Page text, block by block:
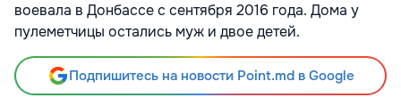
воевала в Донбассе с сентября 2016 года. Дома у
пулеметчицы остались муж и двое детей.
Подпишитесь на новости Point.md в Google